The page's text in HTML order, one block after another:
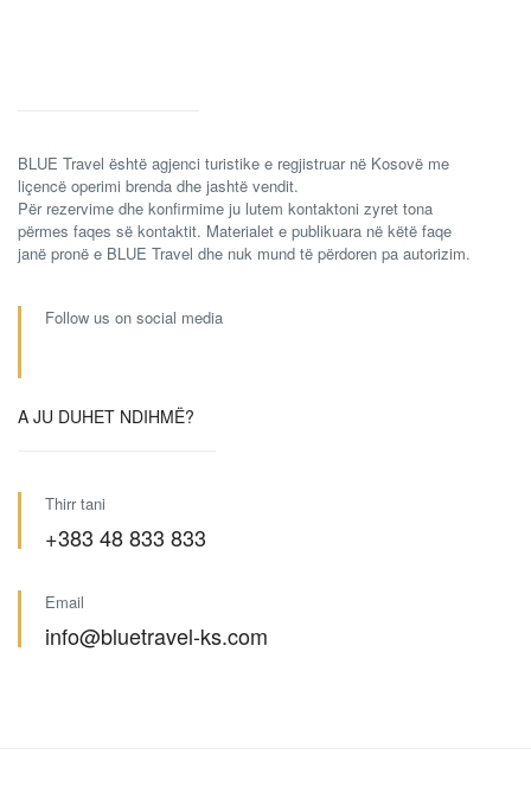
BLUE Travel është agjenci turistike e regjistruar në Kosovë me
liçencë operimi brenda dhe jashtë vendit.
Për rezervime dhe konfirmime ju lutem kontaktoni zyret tona
përmes faqes së kontaktit. Materialet e publikuara në këtë faqe
janë pronë e BLUE Travel dhe nuk mund të përdoren pa autorizim.
Follow us on social media
A JU DUHET NDIHMË?
Thirr tani
+383 48 833 833
Email
info@bluetravel-ks.com